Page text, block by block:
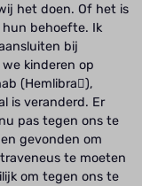
het doen. Of het is
behoefte. Ik
bij
kinderen op
(Hemlibra),
is veranderd. Er
pas tegen ons te
gevonden om
te moeten
om tegen ons te